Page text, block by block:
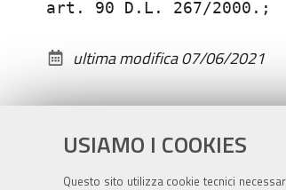
USIAMO I COOKIES
Questo sito utilizza cookie tecnici
ultima modifica07/06/2021